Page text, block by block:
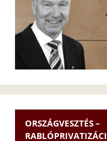
ORSZÁGVESZTÉS –